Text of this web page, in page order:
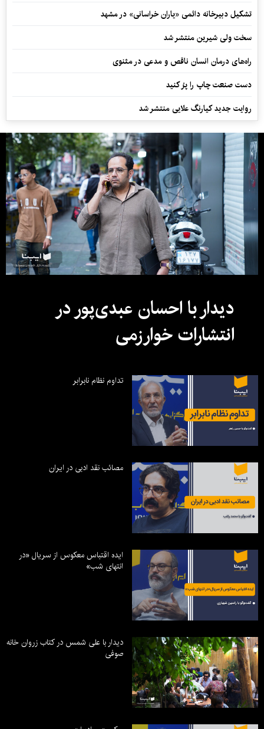
تشکیل دبیرخانه دائمی «یاران خراسانی» در مشهد
سخت ولی شیرین منتشر شد
راه‌های درمان انسان ناقص و مدعی در مثنوی
دست صنعت چاپ را پرُ کنید
روایت جدید کیارنگ علایی منتشر شد
دیدار با احسان عبدی‌پور در
انتشارات خوارزمی
تداوم نظام نابرابر
مصائب نقد ادبی در ایران
ایده اقتباس معکوس از سریال «در
انتهای شب»
دیدار با علی شمس در کتاب زروان خانه
صوفی